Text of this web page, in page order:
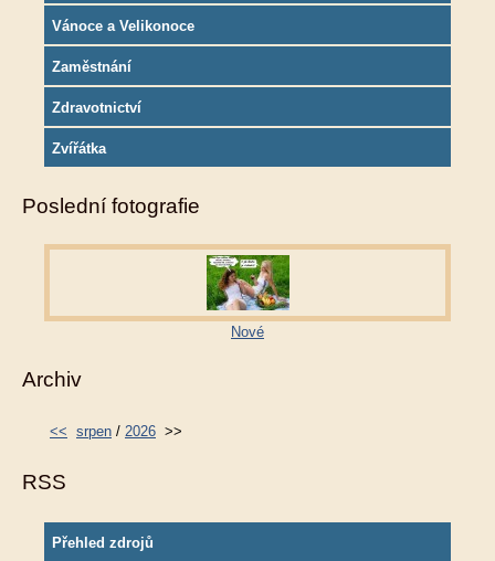
Vánoce a Velikonoce
Zaměstnání
Zdravotnictví
Zvířátka
Poslední fotografie
Nové
Archiv
<< srpen / 2026 >>
RSS
Přehled zdrojů